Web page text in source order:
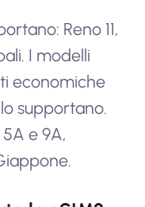
Reno 11,
I modelli
economiche
supportano.
e 9A,